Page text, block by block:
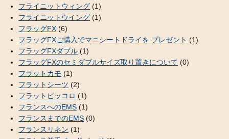
フライニットウィング (1)
フライニットウイング (1)
フラッグFX (6)
フラッグFXご購入でマニシートドライを プレゼント (1)
フラッグFXダブル (1)
フラッグFXのセミダブルサイズ取り置きについて (0)
フラットカモ (1)
フラットシーツ (2)
フラットピッコロ (1)
フランスへのEMS (1)
フランスまでのEMS (0)
フランスリネン (1)